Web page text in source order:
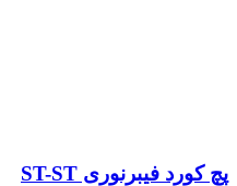
پچ کورد فیبرنوری ST-ST